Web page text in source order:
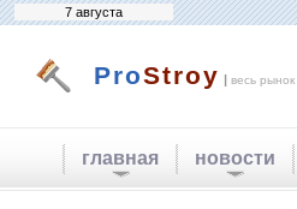
7 августа
ProStroy | весь рынок
главная новости